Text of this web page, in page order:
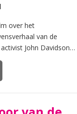
over het
van de
John Davidson
leeftijd de
la Tourette kreeg.